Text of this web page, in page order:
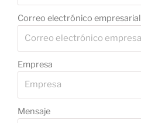
Correo electrónico empresarial
Empresa
Mensaje